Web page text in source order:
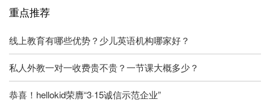
重点推荐
线上教育有哪些优势？少儿英语机构哪家好？
私人外教一对一收费贵不贵？一节课大概多少？
恭喜！hellokid荣膺“3·15诚信示范企业”